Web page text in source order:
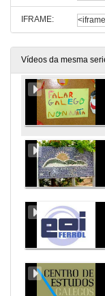
IFRAME:
Vídeos da mesma